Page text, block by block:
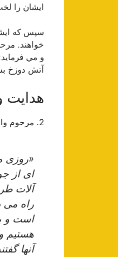
ايشان را
سپس كه
خواهند.
و مي
آتش دوزخ
هدایت
2. مرحوم والد (علامه طهرانی) مى ‏فرمودند:
«روزى
اى از
آلات
راه مى
است و
هستيم
آنها